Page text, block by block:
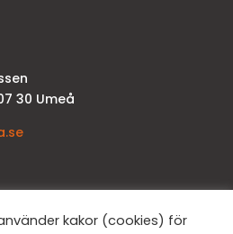
30 Umeå
kakor (cookies) för